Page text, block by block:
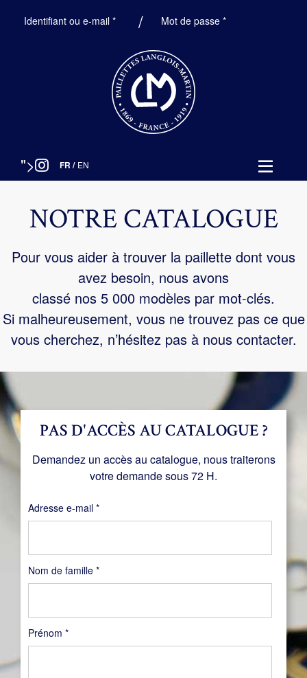
Identifiant ou e-mail *ObligatoireMot de passe*Obligatoire
"> FR / EN
NOTRE CATALOGUE
Pour vous aider à trouver la paillette dont vous
avez besoin, nous avons
classé nos 5 000 modèles par mot-clés.
Si malheureusement, vous ne trouvez pas ce que
vous cherchez, n’hésitez pas à nous contacter.
Nom de famille *
Prénom *
PAS D'ACCÈS AU CATALOGUE ?
Demandez un accès au catalogue, nous traiterons
votre demande sous 72 H.
Adresse e-mail *Obligatoire